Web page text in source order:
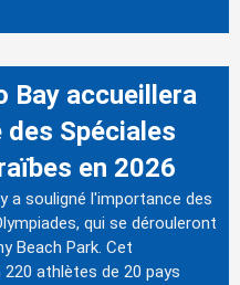
Bay accueillera
des Spéciales
en 2026
a souligné l'importance des
qui se dérouleront
Beach Park. Cet
athlètes de 20 pays